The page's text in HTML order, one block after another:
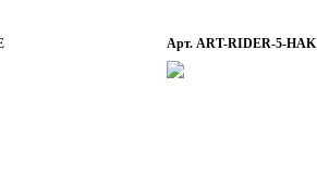
Арт. ART-RIDER-5-HAK